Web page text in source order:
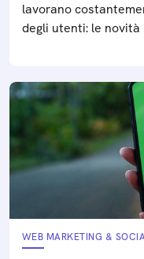
lavorano
degli utenti: le novità
WEB MARKETING &